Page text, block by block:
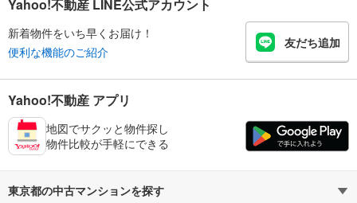
Yahoo!不動産 LINE公式アカウント
新着物件をいち早くお届け！
便利な機能のご紹介
友だち追加
Yahoo!不動産 アプリ
地図でサクッと物件探し
物件比較が手軽にできる
東京都の中古マンションを探す